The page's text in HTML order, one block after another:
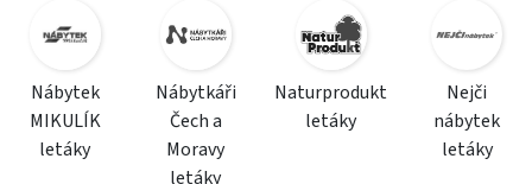
Nábytek
MIKULÍK
letáky
Nábytkáři
Čech a
Moravy
letáky
Naturprodukt
letáky
Nejči
nábytek
letáky